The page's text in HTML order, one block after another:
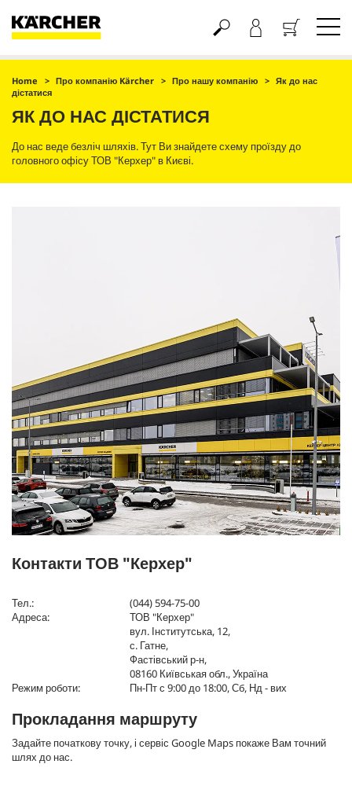
Кошик
Home Про компанію Kärcher Про нашу компанію
Як до нас
дістатися
ЯК ДО НАС ДІСТАТИСЯ
До нас веде безліч шляхів. Тут Ви знайдете схему проїзду до
головного офісу ТОВ "Керхер" в Києві.
Контакти ТОВ "Керхер"
Тел.:
(044) 594-75-00
Адреса:
ТОВ "Керхер"
вул. Інститутська, 12,
с. Гатне,
Фастівський р-н,
08160 Київськая обл., Україна
Режим роботи:
Пн-Пт с 9:00 до 18:00, Сб, Нд - вих
Прокладання маршруту
Задайте початкову точку, і сервіс Google Maps покаже Вам точний
шлях до нас.